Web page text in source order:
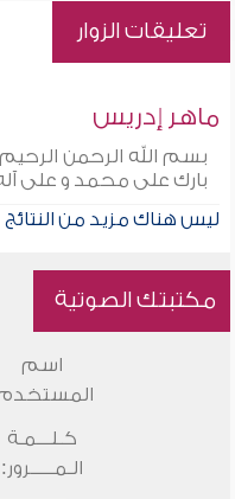
تعليقات الزوار
ماهر إدريس
بسم الله الرحمن
بارك على محمد و على
ليس هناك مزيد من النتائج
مكتبتك الصوتية
اسم
كـلـــمـة
الـمـــــرور: